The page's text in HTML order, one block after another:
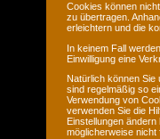
Cookies können
zu übertragen.
erleichtern und die
In keinem Fall
Einwilligung eine
Natürlich können
sind regelmäßig so
Verwendung von
verwenden Sie die
Einstellungen
möglicherweise nicht